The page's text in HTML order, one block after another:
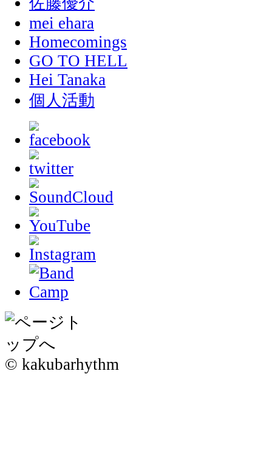
mei ehara
Homecomings
GO TO HELL
Hei Tanaka
個人活動
© kakubarhythm